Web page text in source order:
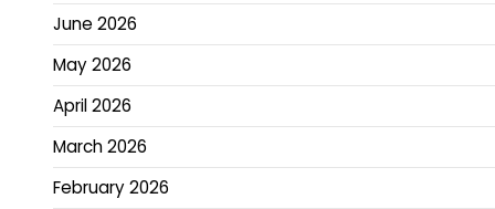
June 2026
May 2026
April 2026
March 2026
February 2026